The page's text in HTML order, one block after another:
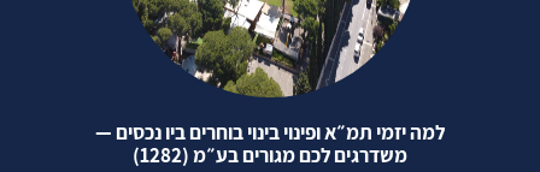
למה יזמי תמ״א ופינוי בינוי בוחרים ביו נכסים —
משדרגים לכם מגורים בע״מ (1282)